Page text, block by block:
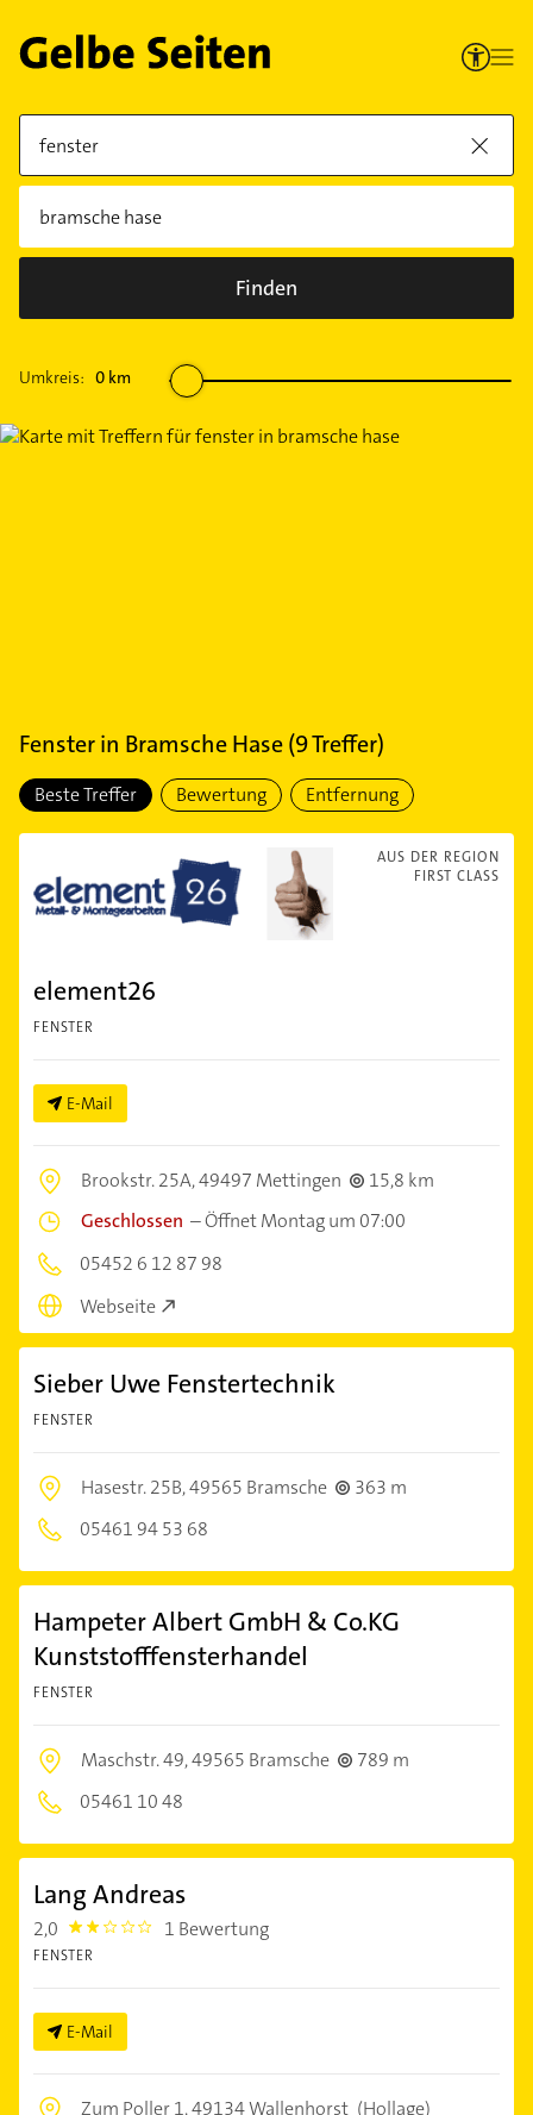
Finden
Umkreis: 0 km
Fensterin Bramsche Hase(9Treffer)
Beste Treffer Bewertung Entfernung
AUS DER REGION
FIRST CLASS
element26
FENSTER
E-Mail
Brookstr. 25A,49497 Mettingen
15,8 km
Geschlossen –Öffnet Montag um 07:00
05452 6 12 87 98
Webseite
Sieber Uwe Fenstertechnik
FENSTER
Hasestr. 25B,49565 Bramsche
363 m
05461 94 53 68
Hampeter Albert GmbH & Co.KG
Kunststofffensterhandel
FENSTER
Maschstr. 49,49565 Bramsche
789 m
05461 10 48
Lang Andreas
2,0 2.0 1 Bewertung
FENSTER
E-Mail
Zum Poller 1,49134 Wallenhorst (Hollage)